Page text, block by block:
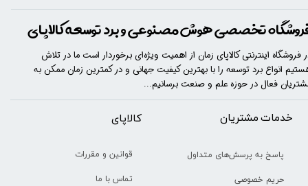
خدمات مشتریان
پاسخ به پرسش‌های متداول
حریم خصوصی
​​کالاپای
قوانین و مقررات
تماس با ما
تخصصی هوش مصنوعی و برد توسعه کالاپای
فروشگاه اینترنتی کالاپای زمان از اهمیت ویژه‌ای برخوردار است ما در تلاش
انواع برد توسعه را با​​​ بهترین کیفیت جهانی و در کمترین زمان ممکن به
فعال در حوزه علم و صنعت برسانیم...